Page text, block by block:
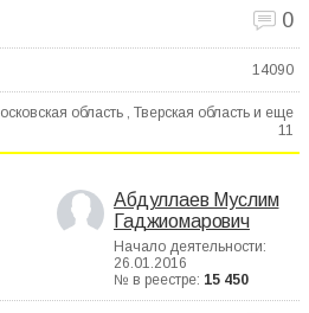
0
14090
область , Тверская область и еще
11
Абдуллаев Муслим
Гаджиомарович
Начало деятельности:
26.01.2016
№ в реестре: 15 450